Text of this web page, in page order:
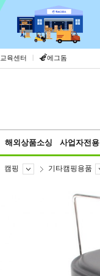
교육센터 | 에그돔
해외상품소싱 사업자전용
캠핑 기타캠핑용품